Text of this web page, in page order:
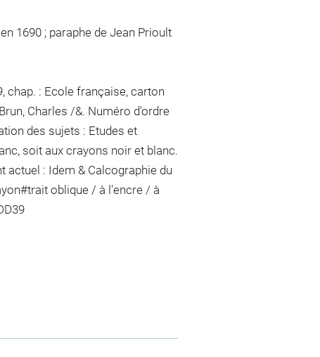
1690 ; paraphe de Jean Prioult
chap. : Ecole française, carton
Charles /&. Numéro d'ordre
des sujets : Etudes et
soit aux crayons noir et blanc.
actuel : Idem & Calcographie du
#trait oblique / à l'encre / à